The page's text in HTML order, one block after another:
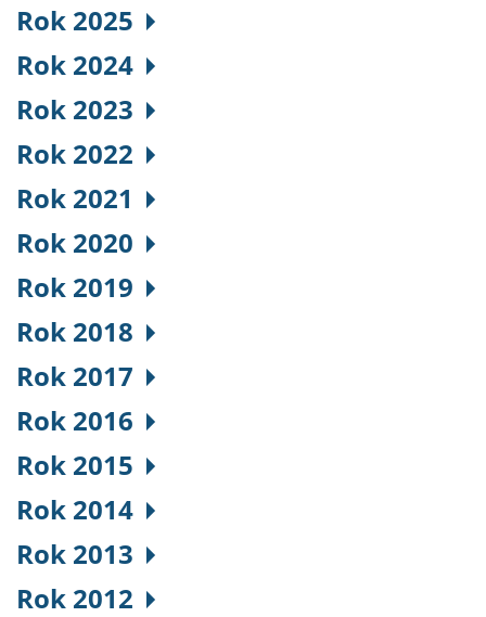
Rok 2025
Rok 2024
Rok 2023
Rok 2022
Rok 2021
Rok 2020
Rok 2019
Rok 2018
Rok 2017
Rok 2016
Rok 2015
Rok 2014
Rok 2013
Rok 2012